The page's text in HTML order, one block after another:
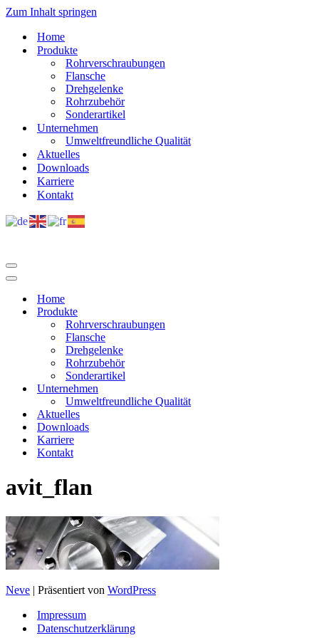
Zum Inhalt springen
Home
Produkte
Rohrverschraubungen
Flansche
Drehgelenke
Rohrzubehör
Sonderartikel
Unternehmen
Umweltfreundliche Qualität
Aktuelles
Downloads
Karriere
Kontakt
Navigations-
Menü
Navigations-
Home
Produkte
Rohrverschraubungen
Flansche
Drehgelenke
Rohrzubehör
Sonderartikel
Unternehmen
Umweltfreundliche Qualität
Aktuelles
Downloads
Karriere
Kontakt
avit_flan
Neve | Präsentiert von WordPress
Impressum
Datenschutzerklärung